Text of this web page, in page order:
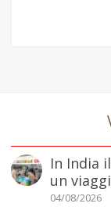
In India
un
04/08/2026